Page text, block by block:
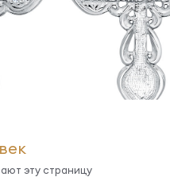
эту страницу